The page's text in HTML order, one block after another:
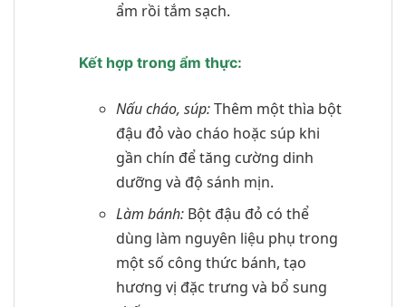
ẩm rồi tắm sạch.
Kết hợp trong ẩm thực:
Nấu cháo, súp:Thêm một thìa bột
đậu đỏ vào cháo hoặc súp khi
gần chín để tăng cường dinh
dưỡng và độ sánh mịn.
Làm bánh:Bột đậu đỏ có thể
dùng làm nguyên liệu phụ trong
một số công thức bánh, tạo
hương vị đặc trưng và bổ sung